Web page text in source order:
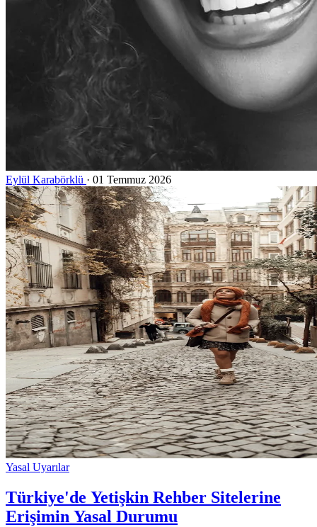
Eylül Karabörklü · 01 Temmuz 2026
Yasal Uyarılar
Türkiye'de Yetişkin Rehber Sitelerine
Erişimin Yasal Durumu